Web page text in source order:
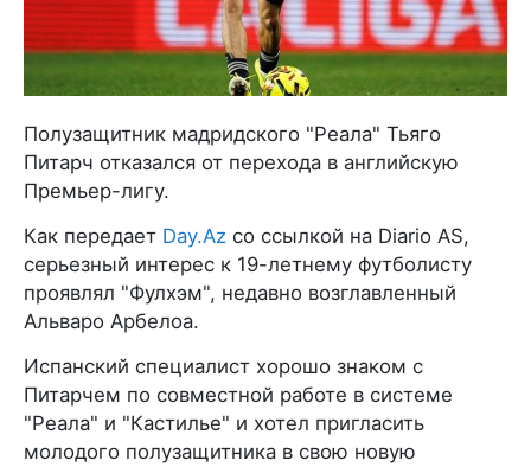
Полузащитник мадридского "Реала" Тьяго
Питарч отказался от перехода в английскую
Премьер-лигу.
Как передает Day.Az со ссылкой на Diario AS,
серьезный интерес к 19-летнему футболисту
проявлял "Фулхэм", недавно возглавленный
Альваро Арбелоа.
Испанский специалист хорошо знаком с
Питарчем по совместной работе в системе
"Реала" и "Кастилье" и хотел пригласить
молодого полузащитника в свою новую